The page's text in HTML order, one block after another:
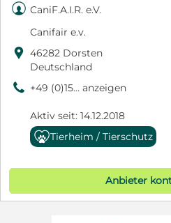
 CaniF.A.I.R. e.V.
Canifair e.v.
 46282 Dorsten
Deutschland
9 +49 (0)15... anzeigen
Aktiv seit: 14.12.2018
Tierheim / Tierschutz
Anbieter